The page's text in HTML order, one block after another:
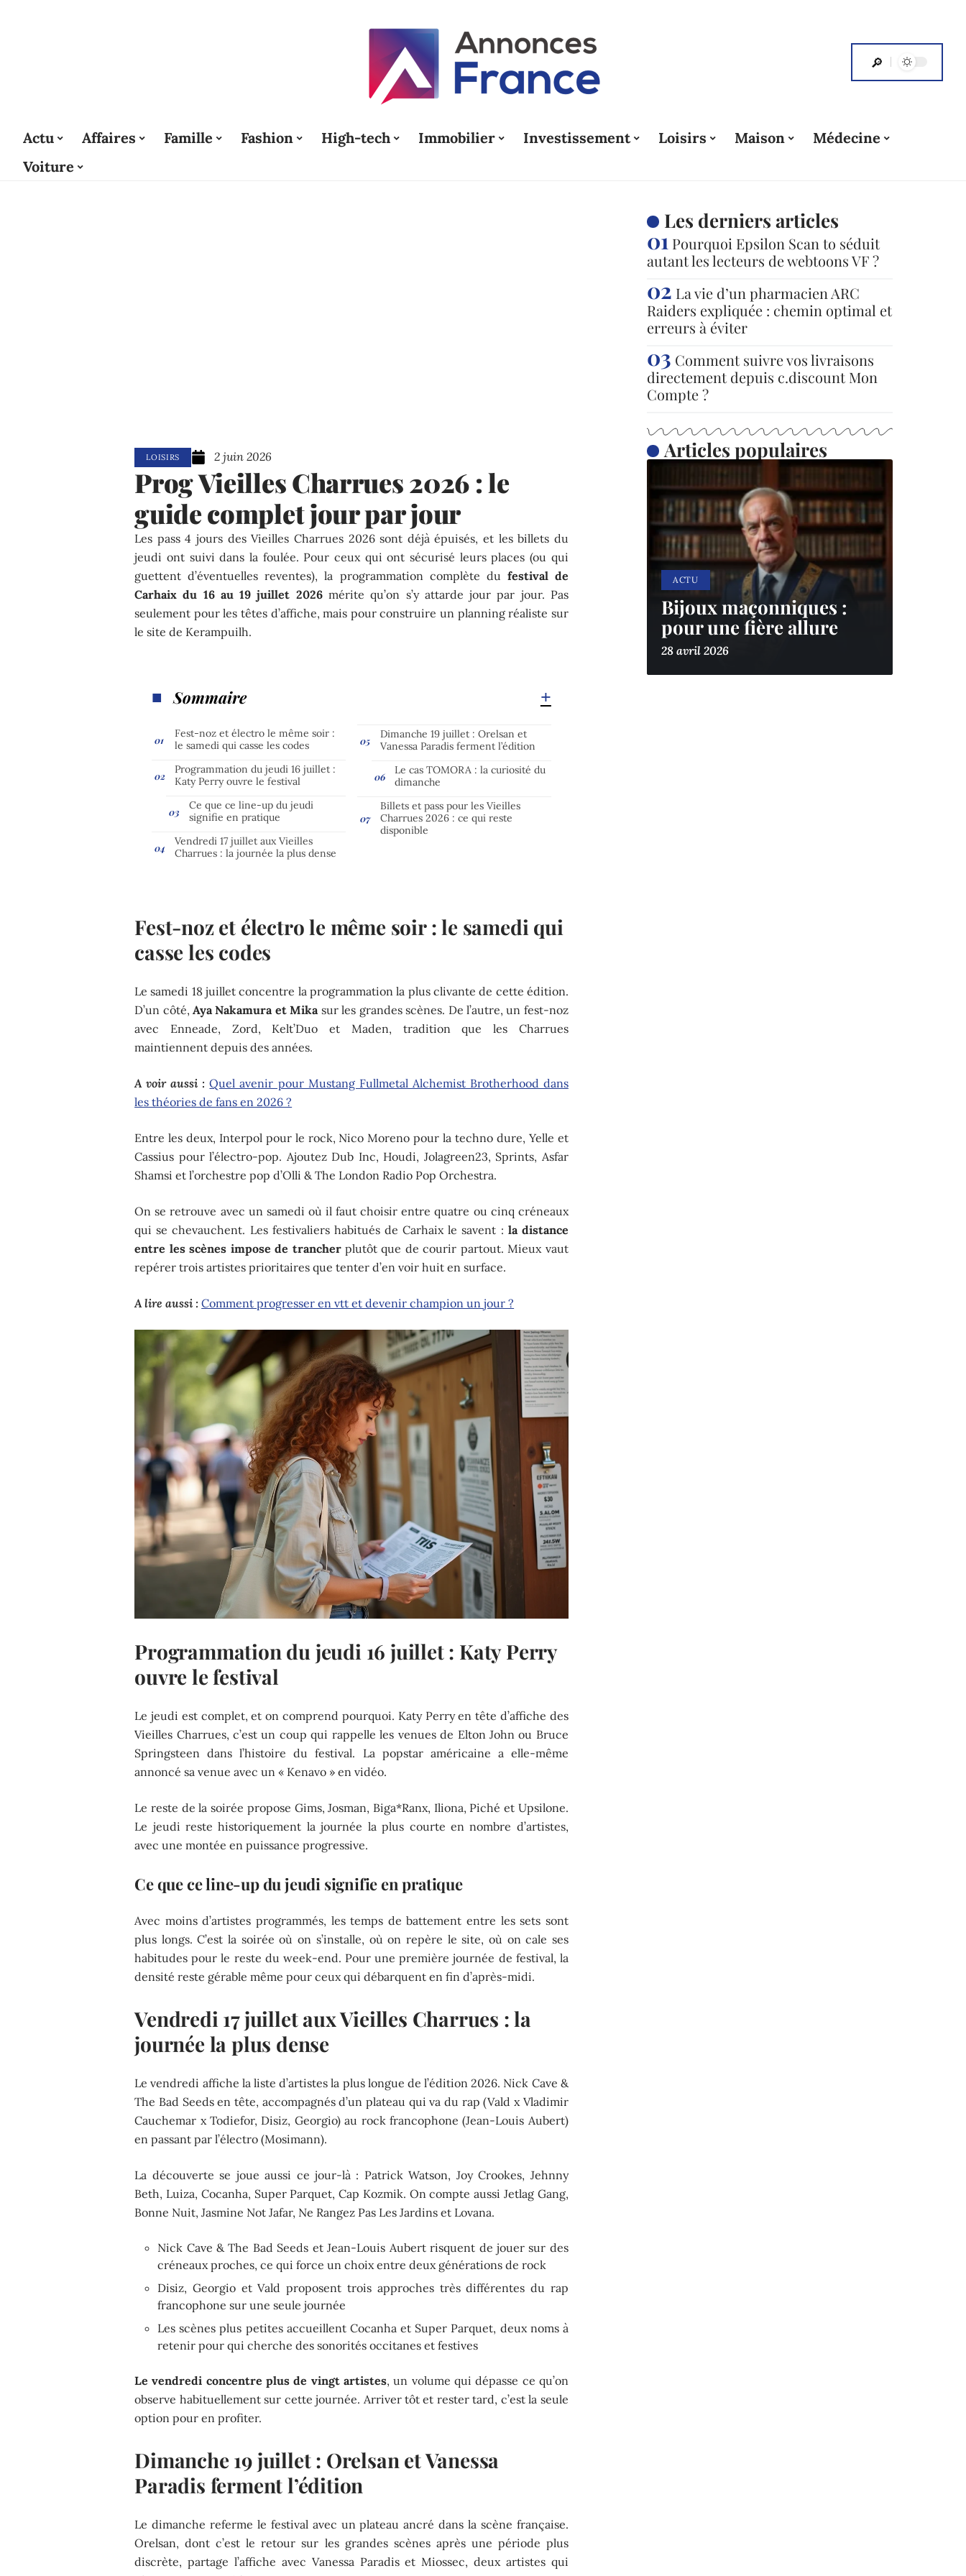
Actu Affaires Famille Fashion High-tech Immobilier Investissement Loisirs Maison
Médecine
Voiture
LOISIRS 2 juin 2026
Prog Vieilles Charrues 2026 : le
guide complet jour par jour
Les pass 4 jours des Vieilles Charrues 2026 sont déjà épuisés, et les billets du
jeudi ont suivi dans la foulée. Pour ceux qui ont sécurisé leurs places (ou qui
guettent d’éventuelles reventes), la programmation complète du festival de
Carhaix du 16 au 19 juillet 2026mérite qu’on s’y attarde jour par jour. Pas
seulement pour les têtes d’affiche, mais pour construire un planning réaliste sur
le site de Kerampuilh.
Sommaire
Fest-noz et électro le même soir :
le samedi qui casse les codes
Programmation du jeudi 16 juillet :
Katy Perry ouvre le festival
Ce que ce line-up du jeudi
signifie en pratique
Vendredi 17 juillet aux Vieilles
Charrues : la journée la plus dense
Dimanche 19 juillet : Orelsan et
Vanessa Paradis ferment l’édition
Le cas TOMORA : la curiosité du
dimanche
Billets et pass pour les Vieilles
Charrues 2026 : ce qui reste
disponible
Fest-noz et électro le même soir : le samedi qui
casse les codes
Le samedi 18 juillet concentre la programmation la plus clivante de cette édition.
D’un côté,Aya Nakamura et Mika sur les grandes scènes. De l’autre, un fest-noz
avec Enneade, Zord, Kelt’Duo et Maden, tradition que les Charrues
maintiennent depuis des années.
A voir aussi : Quel avenir pour Mustang Fullmetal Alchemist Brotherhood dans
les théories de fans en 2026 ?
Entre les deux, Interpol pour le rock, Nico Moreno pour la techno dure, Yelle et
Cassius pour l’électro-pop. Ajoutez Dub Inc, Houdi, Jolagreen23, Sprints, Asfar
Shamsi et l’orchestre pop d’Olli & The London Radio Pop Orchestra.
On se retrouve avec un samedi où il faut choisir entre quatre ou cinq créneaux
qui se chevauchent. Les festivaliers habitués de Carhaix le savent : la distance
entre les scènes impose de trancherplutôt que de courir partout. Mieux vaut
repérer trois artistes prioritaires que tenter d’en voir huit en surface.
A lire aussi : Comment progresser en vtt et devenir champion un jour ?
Programmation du jeudi 16 juillet : Katy Perry
ouvre le festival
Le jeudi est complet, et on comprend pourquoi. Katy Perry en tête d’affiche des
Vieilles Charrues, c’est un coup qui rappelle les venues de Elton John ou Bruce
Springsteen dans l’histoire du festival. La popstar américaine a elle-même
annoncé sa venue avec un « Kenavo » en vidéo.
Le reste de la soirée propose Gims, Josman, Biga*Ranx, Iliona, Piché et Upsilone.
Le jeudi reste historiquement la journée la plus courte en nombre d’artistes,
avec une montée en puissance progressive.
Ce que ce line-up du jeudi signifie en pratique
Avec moins d’artistes programmés, les temps de battement entre les sets sont
plus longs. C’est la soirée où on s’installe, où on repère le site, où on cale ses
habitudes pour le reste du week-end. Pour une première journée de festival, la
densité reste gérable même pour ceux qui débarquent en fin d’après-midi.
Vendredi 17 juillet aux Vieilles Charrues : la
journée la plus dense
Le vendredi affiche la liste d’artistes la plus longue de l’édition 2026. Nick Cave &
The Bad Seeds en tête, accompagnés d’un plateau qui va du rap (Vald x Vladimir
Cauchemar x Todiefor, Disiz, Georgio) au rock francophone (Jean-Louis Aubert)
en passant par l’électro (Mosimann).
La découverte se joue aussi ce jour-là : Patrick Watson, Joy Crookes, Jehnny
Beth, Luiza, Cocanha, Super Parquet, Cap Kozmik. On compte aussi Jetlag Gang,
Bonne Nuit, Jasmine Not Jafar, Ne Rangez Pas Les Jardins et Lovana.
Nick Cave & The Bad Seeds et Jean-Louis Aubert risquent de jouer sur des
créneaux proches, ce qui force un choix entre deux générations de rock
Disiz, Georgio et Vald proposent trois approches très différentes du rap
francophone sur une seule journée
Les scènes plus petites accueillent Cocanha et Super Parquet, deux noms à
retenir pour qui cherche des sonorités occitanes et festives
Le vendredi concentre plus de vingt artistes, un volume qui dépasse ce qu’on
observe habituellement sur cette journée. Arriver tôt et rester tard, c’est la seule
option pour en profiter.
Dimanche 19 juillet : Orelsan et Vanessa
Paradis ferment l’édition
Le dimanche referme le festival avec un plateau ancré dans la scène française.
Orelsan, dont c’est le retour sur les grandes scènes après une période plus
discrète, partage l’affiche avec Vanessa Paradis et Miossec, deux artistes qui
Les derniers articles
Pourquoi Epsilon Scan to séduit
autant les lecteurs de webtoons VF ?
La vie d’un pharmacien ARC
Raiders expliquée : chemin optimal et
erreurs à éviter
Comment suivre vos livraisons
directement depuis c.discount Mon
Compte ?
Articles populaires
ACTU
Bijoux maçonniques :
pour une fière allure
28 avril 2026